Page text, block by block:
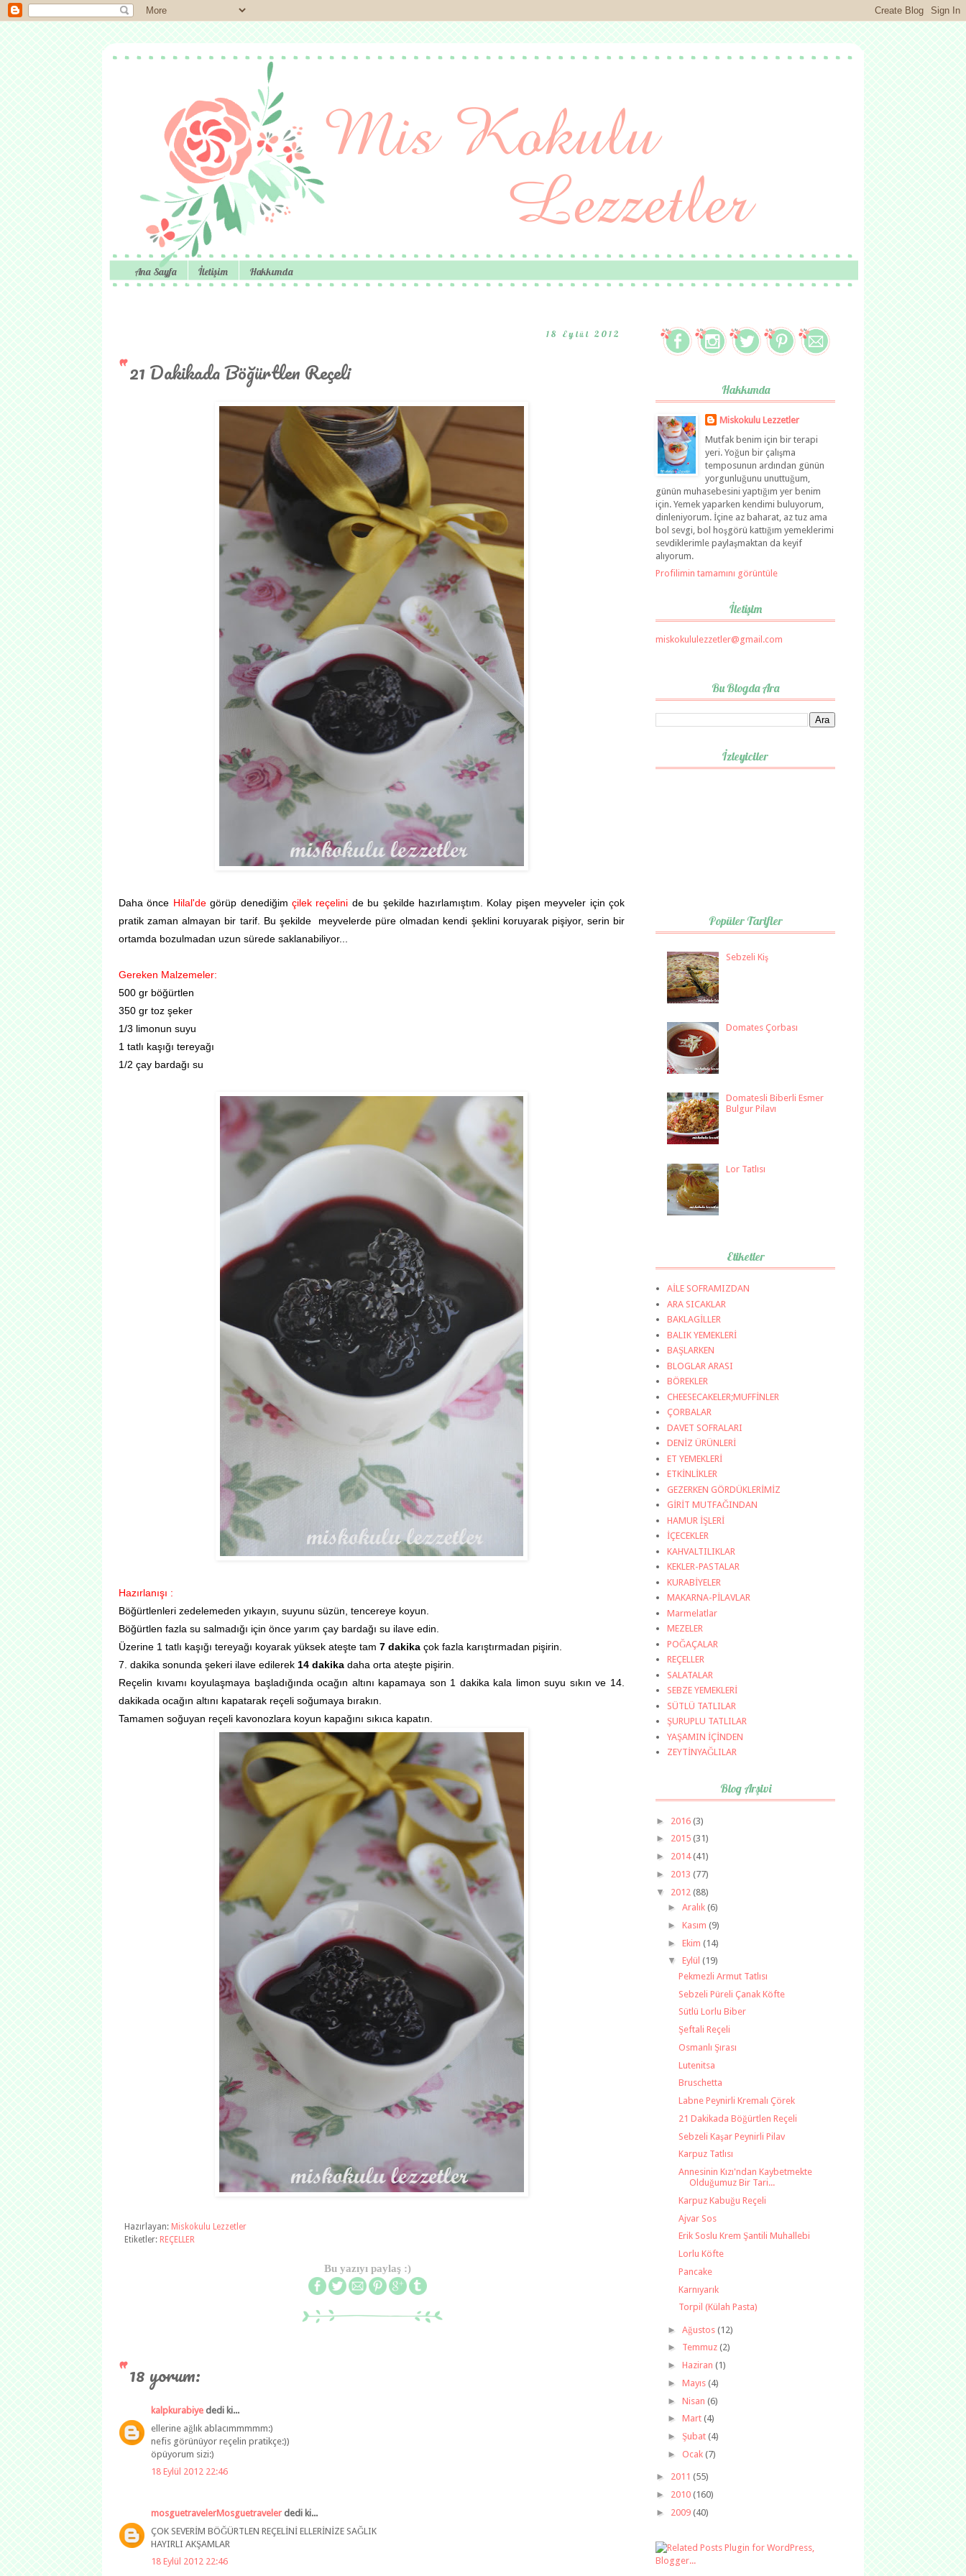
Ana Sayfa İletişim Hakkımda
18 Eylül 2012
21 Dakikada Böğürtlen Reçeli
Daha önce Hilal'degörüp denediğimçilek reçelini de bu şekilde hazırlamıştım. Kolay pişen meyveler için çok
pratik zaman almayan bir tarif. Bu şekilde meyvelerde püre olmadan kendi şeklini koruyarak pişiyor, serin bir
ortamda bozulmadan uzun sürede saklanabiliyor...
Gereken Malzemeler:
500 gr böğürtlen
350 gr toz şeker
1/3 limonun suyu
1 tatlı kaşığı tereyağı
1/2 çay bardağı su
Hazırlanışı :
Böğürtlenleri zedelemeden yıkayın, suyunu süzün, tencereye koyun.
Böğürtlen fazla su salmadığı için önce yarım çay bardağı su ilave edin.
Üzerine 1 tatlı kaşığı tereyağı koyarak yüksek ateşte tam 7 dakika çok fazla karıştırmadan pişirin.
7. dakika sonunda şekeri ilave edilerek 14 dakika daha orta ateşte pişirin.
Reçelin kıvamı koyulaşmaya başladığında ocağın altını kapamaya son 1 dakika kala limon suyu sıkın ve 14.
dakikada ocağın altını kapatarak reçeli soğumaya bırakın.
Tamamen soğuyan reçeli kavonozlara koyun kapağını sıkıca kapatın.
Hazırlayan: Miskokulu Lezzetler
Etiketler: REÇELLER
Bu yazıyı paylaş :)
18 yorum:
kalpkurabiye dedi ki...
ellerine ağlık ablacımmmmm:)
nefis görünüyor reçelin pratikçe:))
öpüyorum sizi:)
18 Eylül 2012 22:46
mosguetravelerMosguetraveler dedi ki...
ÇOK SEVERİM BÖĞÜRTLEN REÇELİNİ ELLERİNİZE SAĞLIK
HAYIRLI AKŞAMLAR
18 Eylül 2012 22:46
Hakkımda
Miskokulu Lezzetler
Mutfak benim için bir terapi
yeri. Yoğun bir çalışma
temposunun ardından günün
yorgunluğunu unuttuğum,
günün muhasebesini yaptığım yer benim
için. Yemek yaparken kendimi buluyorum,
dinleniyorum. İçine az baharat, az tuz ama
bol sevgi, bol hoşgörü kattığım yemeklerimi
sevdiklerimle paylaşmaktan da keyif
alıyorum.
Profilimin tamamını görüntüle
İletişim
miskokululezzetler@gmail.com
Bu Blogda Ara
İzleyiciler
Popüler Tarifler
Sebzeli Kiş
Domates Çorbası
Domatesli Biberli Esmer
Bulgur Pilavı
Lor Tatlısı
Etiketler
AİLE SOFRAMIZDAN
ARA SICAKLAR
BAKLAGİLLER
BALIK YEMEKLERİ
BAŞLARKEN
BLOGLAR ARASI
BÖREKLER
CHEESECAKELER;MUFFİNLER
ÇORBALAR
DAVET SOFRALARI
DENİZ ÜRÜNLERİ
ET YEMEKLERİ
ETKİNLİKLER
GEZERKEN GÖRDÜKLERİMİZ
GİRİT MUTFAĞINDAN
HAMUR İŞLERİ
İÇECEKLER
KAHVALTILIKLAR
KEKLER-PASTALAR
KURABİYELER
MAKARNA-PİLAVLAR
Marmelatlar
MEZELER
POĞAÇALAR
REÇELLER
SALATALAR
SEBZE YEMEKLERİ
SÜTLÜ TATLILAR
ŞURUPLU TATLILAR
YAŞAMIN İÇİNDEN
ZEYTİNYAĞLILAR
Blog Arşivi
► 2016 (3)
► 2015 (31)
► 2014(41)
► 2013 (77)
▼ 2012 (88)
► Aralık (6)
► Kasım (9)
► Ekim (14)
▼ Eylül (19)
Pekmezli Armut Tatlısı
Sebzeli Püreli Çanak Köfte
Sütlü Lorlu Biber
Şeftali Reçeli
Osmanlı Şırası
Lutenitsa
Bruschetta
Labne Peynirli Kremalı Çörek
21 Dakikada Böğürtlen Reçeli
Sebzeli Kaşar Peynirli Pilav
Karpuz Tatlısı
Annesinin Kızı'ndan Kaybetmekte
Olduğumuz Bir Tari...
Karpuz Kabuğu Reçeli
Ajvar Sos
Erik Soslu Krem Şantili Muhallebi
Lorlu Köfte
Pancake
Karnıyarık
Torpil (Külah Pasta)
► Ağustos (12)
► Temmuz (2)
► Haziran (1)
► Mayıs (4)
► Nisan (6)
► Mart (4)
► Şubat (4)
► Ocak (7)
► 2011 (55)
► 2010 (160)
► 2009 (40)